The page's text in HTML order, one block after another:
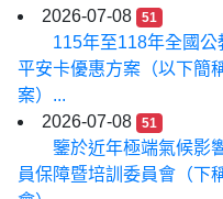
2026-07-08
51
115年至118年全國公
平安卡優惠方案（以下簡
案）...
2026-07-08
51
鑒於近年極端氣候影
員保障暨培訓委員會（下